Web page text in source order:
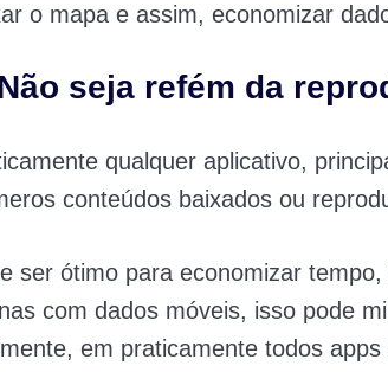
o mapa e assim, economizar
seja refém da
qualquer aplicativo,
conteúdos baixados ou
ser ótimo para economizar
com dados móveis, isso pode
em praticamente todos